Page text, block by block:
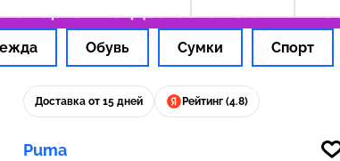
картой РФ Доставка из США — 199 ₽
Обувь Сумки Спорт
Доставка от 15 дней Рейтинг (4.8)
Puma